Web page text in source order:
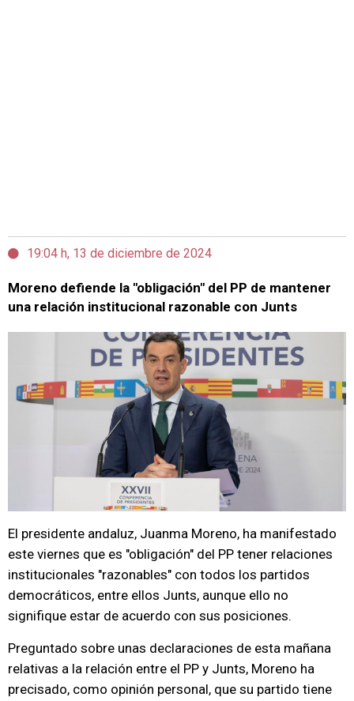
19:04 h, 13 de diciembre de 2024
Moreno defiende la "obligación" del PP de mantener
una relación institucional razonable con Junts
El presidente andaluz, Juanma Moreno, ha manifestado
este viernes que es "obligación" del PP tener relaciones
institucionales "razonables" con todos los partidos
democráticos, entre ellos Junts, aunque ello no
signifique estar de acuerdo con sus posiciones.
Preguntado sobre unas declaraciones de esta mañana
relativas a la relación entre el PP y Junts, Moreno ha
precisado, como opinión personal, que su partido tiene